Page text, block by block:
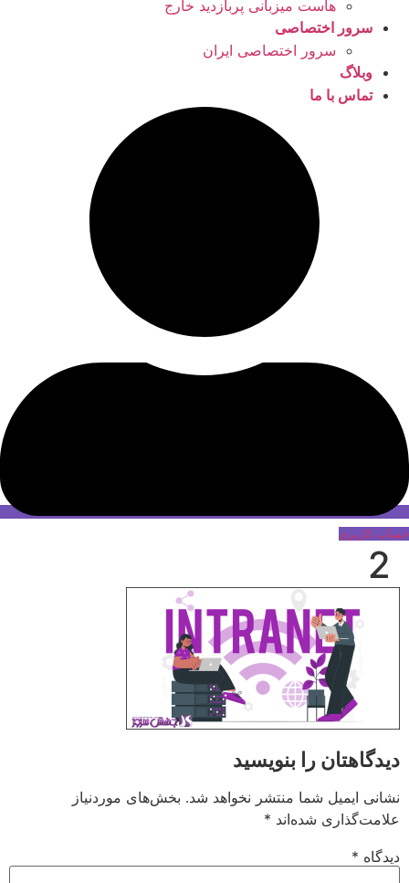
هاست میزبانی پربازدید خارج
سرور اختصاصی
سرور اختصاصی ایران
وبلاگ
تماس با ما
حساب کاربری
2
دیدگاهتان را بنویسید
نشانی ایمیل شما منتشر نخواهد شد. بخش‌های موردنیاز
علامت‌گذاری شده‌اند *
دیدگاه *